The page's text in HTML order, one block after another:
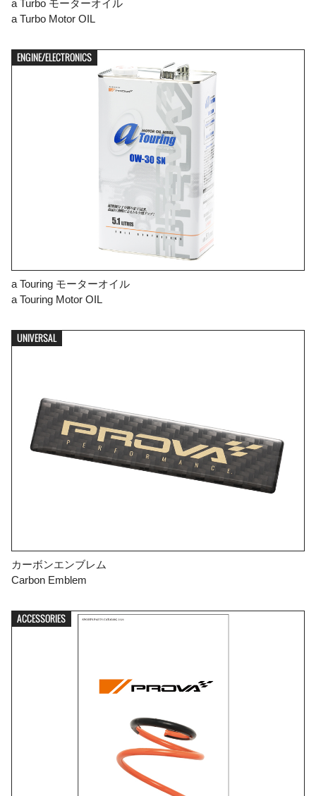
a Turbo モーターオイル
a Turbo Motor OIL
ENGINE/ELECTRONICS
a Touring モーターオイル
a Touring Motor OIL
UNIVERSAL
カーボンエンブレム
Carbon Emblem
ACCESSORIES